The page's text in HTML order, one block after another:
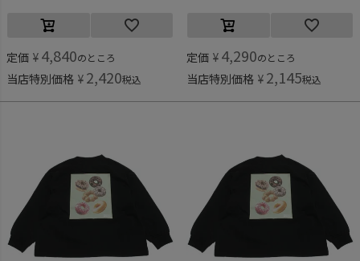
定価 ¥ 4,840のところ
当店特別価格 ¥ 2,420税込
定価 ¥ 4,290のところ
当店特別価格 ¥ 2,145税込